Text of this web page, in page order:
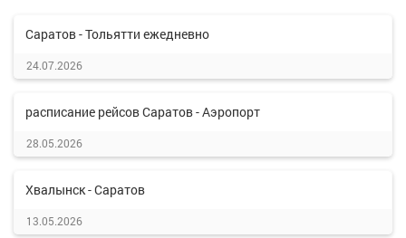
Саратов - Тольятти ежедневно
24.07.2026
расписание рейсов Саратов - Аэропорт
28.05.2026
Хвалынск - Саратов
13.05.2026